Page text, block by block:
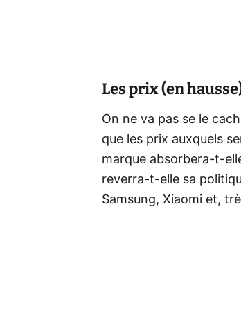
Les prix (en
On ne va pas se le
que les prix auxquels
marque absorbera-t-
reverra-t-elle sa
Samsung, Xiaomi et,